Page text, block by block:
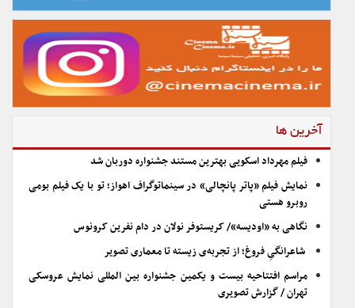
آخرین ها
فیلم مهرداد اسکویی بهترین مستند جشنواره دوربان شد
نمایش فیلم «پاتر پانچالی» در سینماتوگراف اهواز؛ تو با یک فیلم بومی
روبرو هستی
نگاهی به «اودیسه»/ کریستوفر نولان در دام نفرین کرونوس
شاعرانگیِ فروغ؛ از تجربه‌ی زیسته تا معماری تصویر
مراسم افتتاحیه بیست و یکمین جشنواره بین المللی نمایش عروسکی
تهران / گزارش تصویری